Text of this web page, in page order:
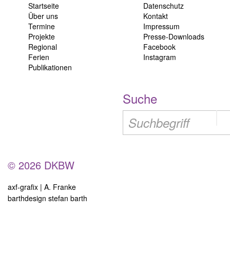
Startseite
Über uns
Termine
Projekte
Regional
Ferien
Publikationen
Datenschutz
Kontakt
Impressum
Presse-Downloads
Facebook
Instagram
Suche
© 2026 DKBW
axf-grafix | A. Franke
barthdesign stefan barth